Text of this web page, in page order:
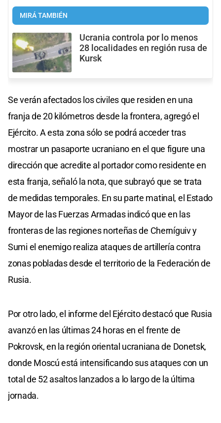
MIRÁ TAMBIÉN
Ucrania controla por lo menos
28 localidades en región rusa de
Kursk
Se verán afectados los civiles que residen en una
franja de 20 kilómetros desde la frontera, agregó el
Ejército. A esta zona sólo se podrá acceder tras
mostrar un pasaporte ucraniano en el que figure una
dirección que acredite al portador como residente en
esta franja, señaló la nota, que subrayó que se trata
de medidas temporales. En su parte matinal, el Estado
Mayor de las Fuerzas Armadas indicó que en las
fronteras de las regiones norteñas de Cherníguiv y
Sumi el enemigo realiza ataques de artillería contra
zonas pobladas desde el territorio de la Federación de
Rusia.
Por otro lado, el informe del Ejército destacó que Rusia
avanzó en las últimas 24 horas en el frente de
Pokrovsk, en la región oriental ucraniana de Donetsk,
donde Moscú está intensificando sus ataques con un
total de 52 asaltos lanzados a lo largo de la última
jornada.